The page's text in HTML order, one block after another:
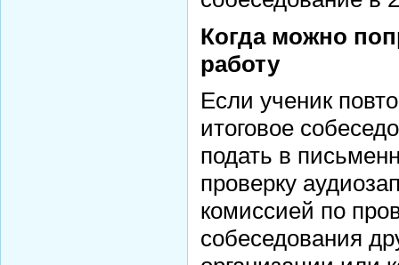
Когда можно
работу
Если ученик
итоговое
подать в
проверку
комиссией по
собеседования